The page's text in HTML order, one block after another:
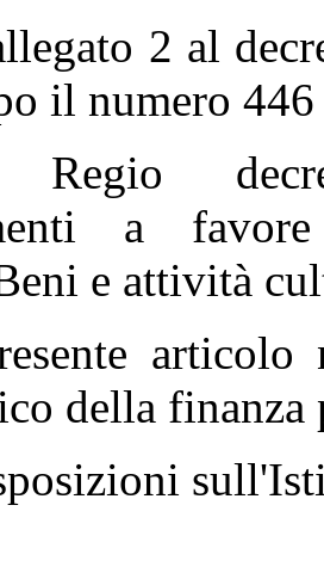
2 al
il numero
Regio
a
e attività
articolo
della finanza